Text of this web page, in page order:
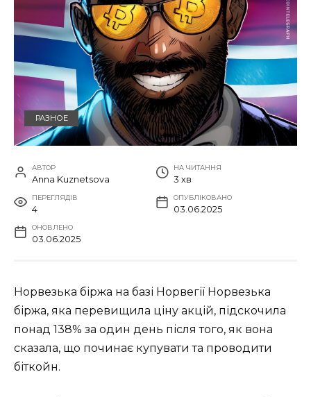
РАЗНОЕ
АВТОР
Anna Kuznetsova
НА ЧИТАННЯ
3 хв
ПЕРЕГЛЯДІВ
4
ОПУБЛІКОВАНО
03.06.2025
ОНОВЛЕНО
03.06.2025
Норвезька біржа на базі Норвегії Норвезька
біржа, яка перевищила ціну акцій, підскочила
понад 138% за один день після того, як вона
сказала, що починає купувати та проводити
біткойн.